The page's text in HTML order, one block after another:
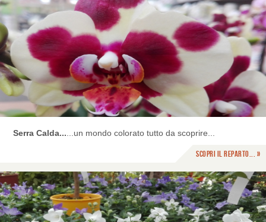
Serra Calda......un mondo colorato tutto da scoprire...
Scopri il reparto... »